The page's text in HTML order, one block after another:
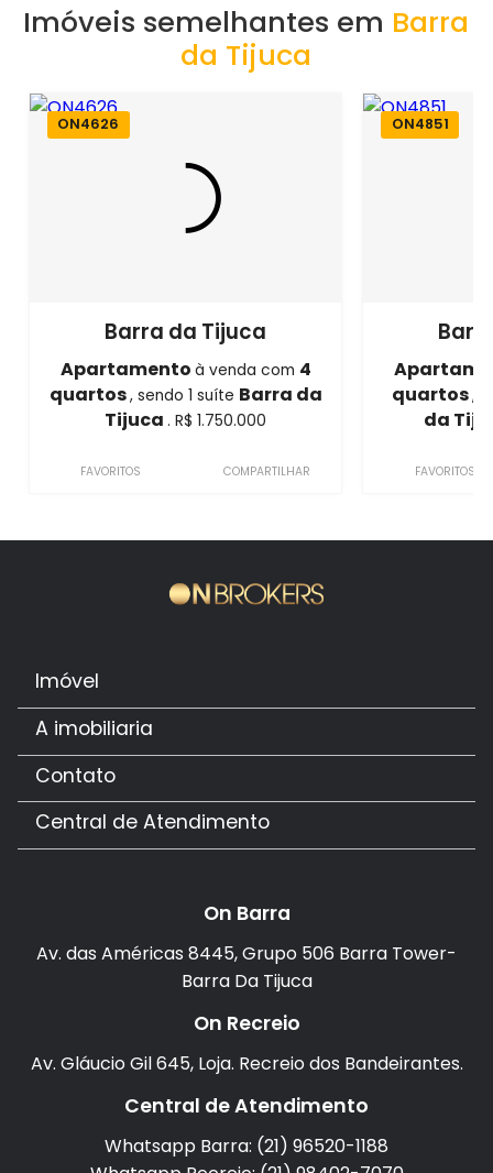
Imóveis semelhantes em Barra
da Tijuca
ON4626
Barra da Tijuca
Apartamento à venda com 4
quartos, sendo 1 suíte Barra da
Tijuca. R$ 1.750.000
FAVORITOS COMPARTILHAR
ON4851
quartos,
da
FAVORITOS
Imóvel
A imobiliaria
Contato
Central de Atendimento
On Barra
Av. das Américas 8445, Grupo 506 Barra Tower-
Barra Da Tijuca
On Recreio
Av. Gláucio Gil 645, Loja. Recreio dos Bandeirantes.
Central de Atendimento
Whatsapp Barra: (21) 96520-1188